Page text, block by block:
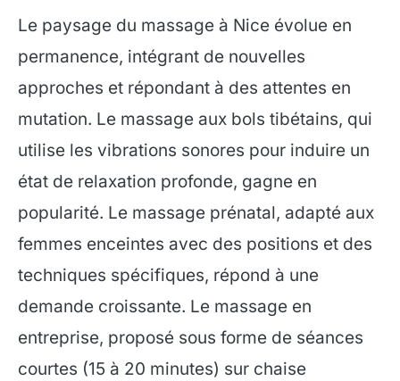
Le paysage du massage à Nice évolue en
permanence, intégrant de nouvelles
approches et répondant à des attentes en
mutation. Le massage aux bols tibétains, qui
utilise les vibrations sonores pour induire un
état de relaxation profonde, gagne en
popularité. Le massage prénatal, adapté aux
femmes enceintes avec des positions et des
techniques spécifiques, répond à une
demande croissante. Le massage en
entreprise, proposé sous forme de séances
courtes (15 à 20 minutes) sur chaise